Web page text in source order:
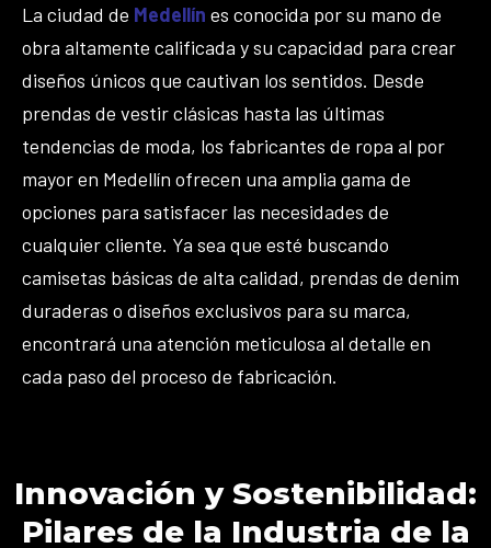
La ciudad de Medellín es conocida por su mano de
obra altamente calificada y su capacidad para crear
diseños únicos que cautivan los sentidos. Desde
prendas de vestir clásicas hasta las últimas
tendencias de moda, los fabricantes de ropa al por
mayor en Medellín ofrecen una amplia gama de
opciones para satisfacer las necesidades de
cualquier cliente. Ya sea que esté buscando
camisetas básicas de alta calidad, prendas de denim
duraderas o diseños exclusivos para su marca,
encontrará una atención meticulosa al detalle en
cada paso del proceso de fabricación.
Innovación y Sostenibilidad:
Pilares de la Industria de la